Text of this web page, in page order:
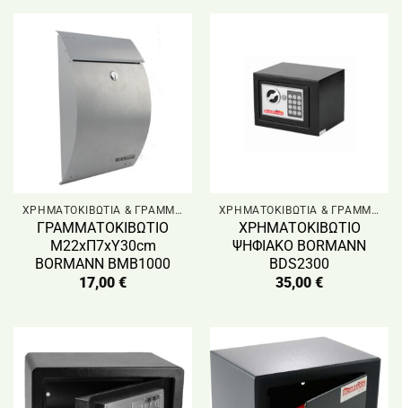
ΧΡΗΜΑΤΟΚΙΒΩΤΙΑ & ΓΡΑΜΜΑΤΟΚΙΒΩΤΙΑ
ΓΡΑΜΜΑΤΟΚΙΒΩΤΙΟ
Μ22xΠ7xΥ30cm
BORMANN BMB1000
17,00 €
ΧΡΗΜΑΤΟΚΙΒΩΤΙΑ & ΓΡΑΜΜΑΤΟΚΙΒΩΤΙΑ
ΧΡΗΜΑΤΟΚΙΒΩΤΙΟ
ΨHΦΙΑΚΟ BORMANN
BDS2300
35,00 €